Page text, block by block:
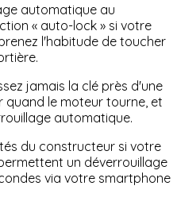
automatique au
« auto-lock » si votre
l'habitude de toucher
jamais la clé près d'une
le moteur tourne, et
automatique.
du constructeur si votre
un déverrouillage
via votre smartphone